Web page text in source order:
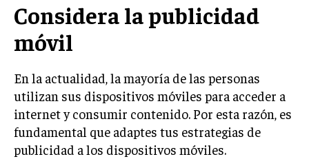
NEGOCIOS
ESTRATEGIAS DE NEGOCIOS
MARKETING B2B
MARKETING B2C
FRANQUICIAS
MARKETING DE INFLUENCERS
Considera la publicidad
móvil
En la actualidad, la mayoría de las personas
utilizan sus dispositivos móviles para acceder a
internet y consumir contenido. Por esta razón, es
fundamental que adaptes tus estrategias de
publicidad a los dispositivos móviles.